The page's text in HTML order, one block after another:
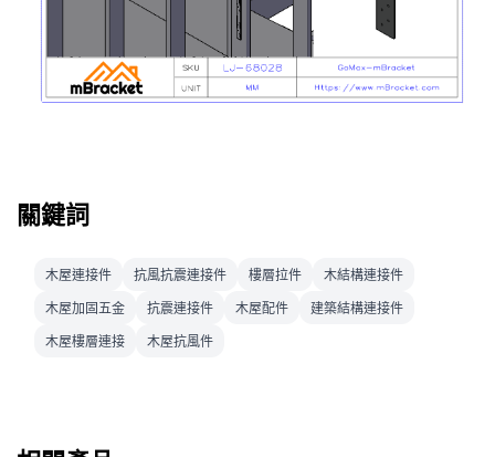
關鍵詞
木屋連接件 抗風抗震連接件 樓層拉件
木結構連接件
木屋加固五金
抗震連接件 木屋配件
建築結構連接件
木屋樓層連接
木屋抗風件